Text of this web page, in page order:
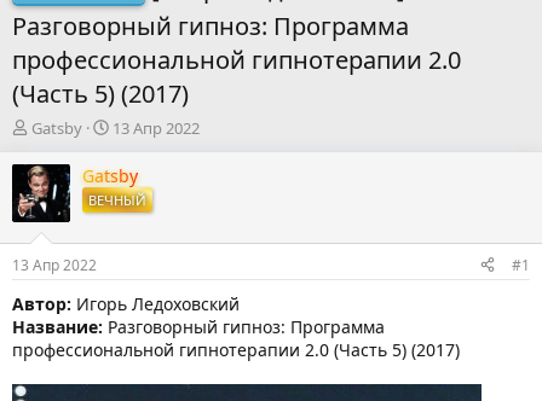
Разговорный гипноз: Программа
профессиональной гипнотерапии 2.0
(Часть 5) (2017)
А
т
о
р
т
е
м
ы
Gatsby
Д
т
а
н
а
л
а
13 Апр 2022
Gatsby
ВЕЧНЫЙ
13 Апр 2022 #1
Автор: Игорь Ледоховский
Название: Разговорный гипноз: Программа
профессиональной гипнотерапии 2.0 (Часть 5) (2017)